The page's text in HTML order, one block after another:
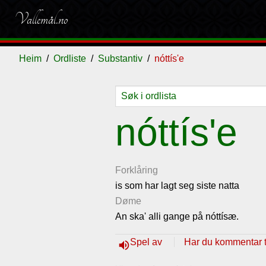
Vallemål.no
Heim Ordliste Substantiv nóttís'e
nóttís'e
Forklåring
is som har lagt seg siste natta
Døme
An ska' alli gange på nóttísæ.
volume_upSpel av Har du kommentar